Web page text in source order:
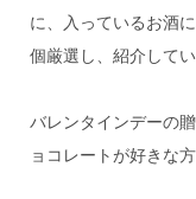
に、入っているお酒
個厳選し、紹介してい
バレンタインデーの
ョコレートが好きな